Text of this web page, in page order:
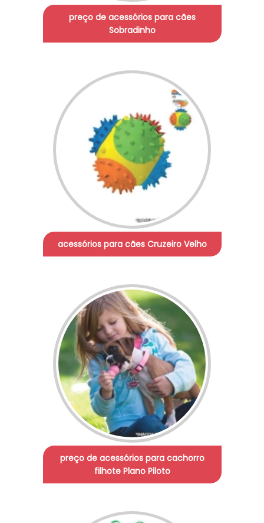
preço de acessórios para cães
Sobradinho
acessórios para cães Cruzeiro Velho
preço de acessórios para cachorro
filhote Plano Piloto